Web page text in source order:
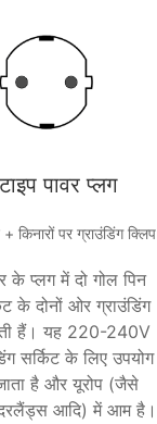
पावर प्लग
+ किनारों पर ग्राउंडिंग क्लिप
के प्लग में दो गोल पिन
के दोनों ओर ग्राउंडिंग
हैं। यह 220-240V
सर्किट के लिए उपयोग
है और यूरोप (जैसे
आदि) में आम है।